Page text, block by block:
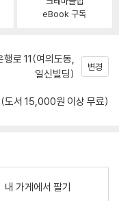
eBook 구독
행로 11(여의도동,
일신빌딩)
변경
(도서 15,000원 이상 무료)
내 가게에서 팔기